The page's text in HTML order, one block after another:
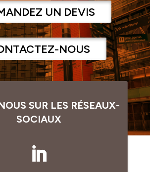
UN DEVIS
NOUS
SUR LES RÉSEAUX-
SOCIAUX